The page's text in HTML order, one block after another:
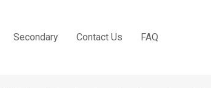
Secondary Contact Us FAQ
Top Score Matematik